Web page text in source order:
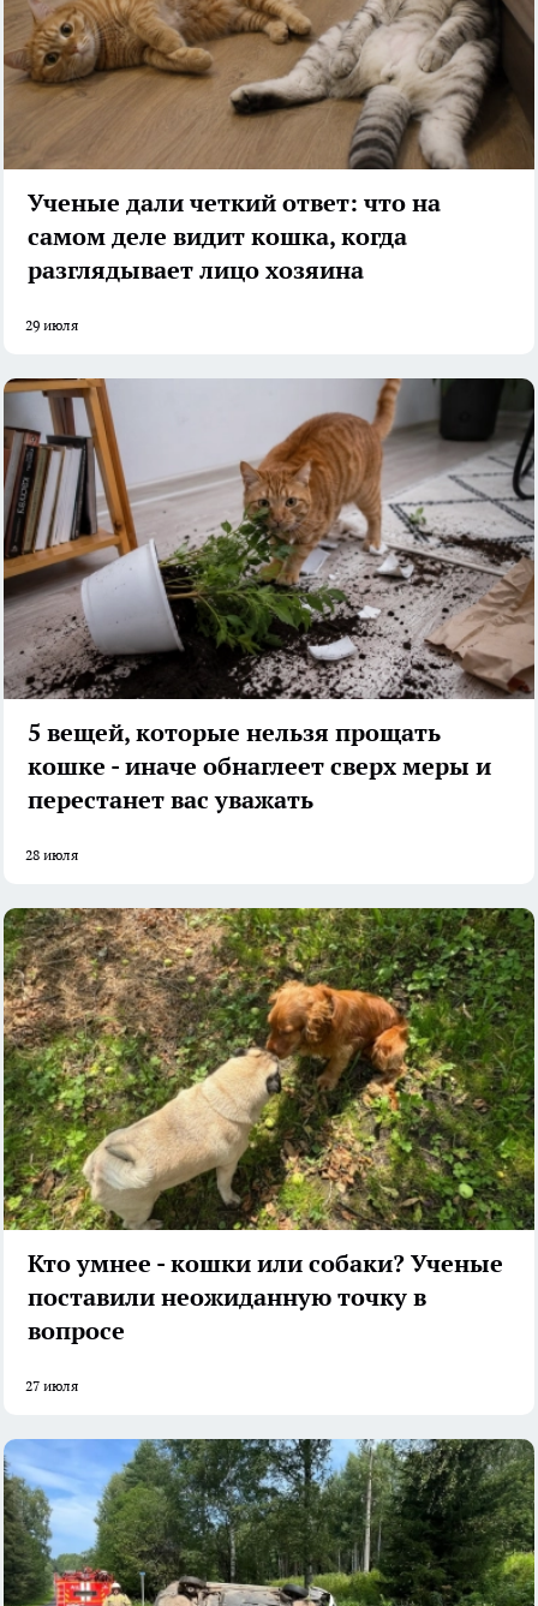
Ученые дали четкий ответ: что на
самом деле видит кошка, когда
разглядывает лицо хозяина
29 июля
5 вещей, которые нельзя прощать
кошке - иначе обнаглеет сверх меры и
перестанет вас уважать
28 июля
Кто умнее - кошки или собаки? Ученые
поставили неожиданную точку в
вопросе
27 июля